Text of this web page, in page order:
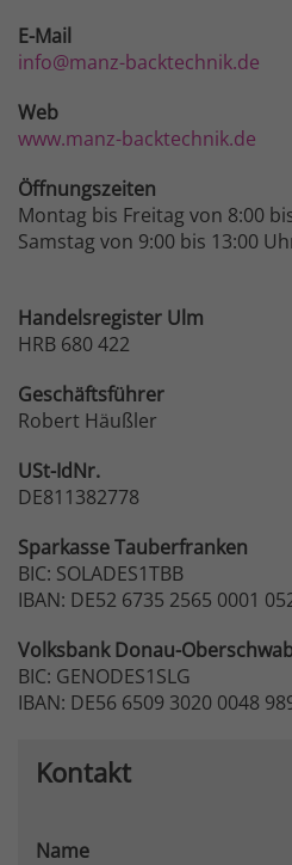
E-Mail
info@manz-backtechnik.de
Web
www.manz-backtechnik.de
Öffnungszeiten
Montag bis Freitag von 8:00
Samstag von 9:00 bis 13:00
Handelsregister Ulm
HRB 680 422
Geschäftsführer
Robert Häußler
USt-IdNr.
DE811382778
SparkasseTauberfranken
BIC: SOLADES1TBB
IBAN: DE52 6735 2565 0001
VolksbankDonau-
BIC: GENODES1SLG
IBAN: DE56 6509 3020 0048
Kontakt
Name